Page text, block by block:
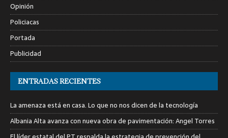
Opinión
Policiacas
Portada
Publicidad
ENTRADAS RECIENTES
La amenaza está en casa. Lo que no nos dicen de la tecnología
Albania Alta avanza con nueva obra de pavimentación: Angel Torres